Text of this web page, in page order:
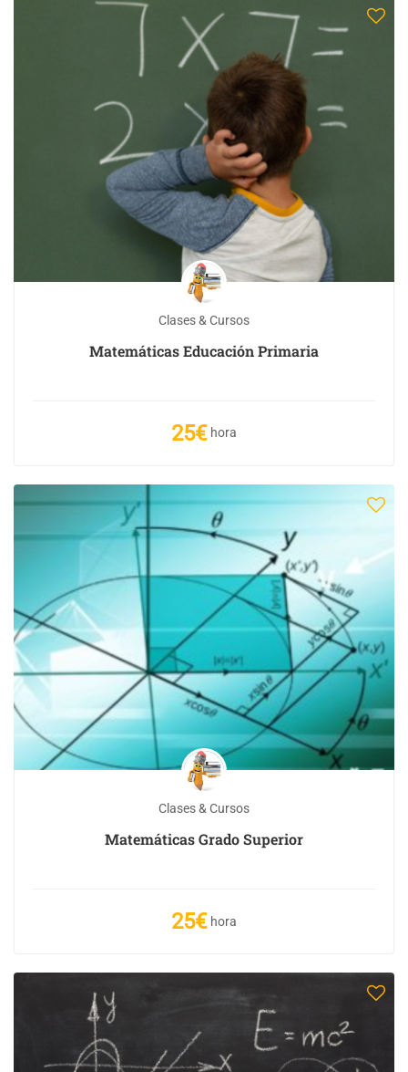
Clases & Cursos
Matemáticas Educación Primaria
25€ hora
Clases & Cursos
Matemáticas Grado Superior
25€ hora